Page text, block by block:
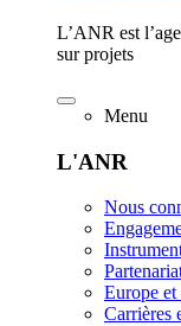
L’ANR est
sur projets
Menu
L'ANR
Nous
Europe
Carrières